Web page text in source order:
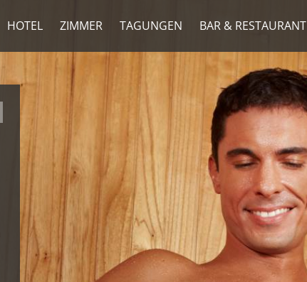
HOTEL ZIMMER TAGUNGEN BAR & RESTAURANT